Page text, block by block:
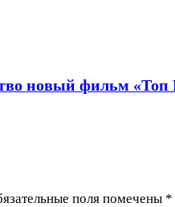
новый фильм
поля помечены *